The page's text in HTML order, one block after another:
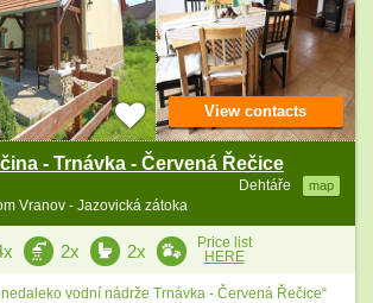
- Trnávka - Červená Řečice
Dehtáře map
Vranov - Jazovická zátoka
View contacts
2x 2x
Price list
HERE
vodní nádrže Trnávka - Červená Řečice“